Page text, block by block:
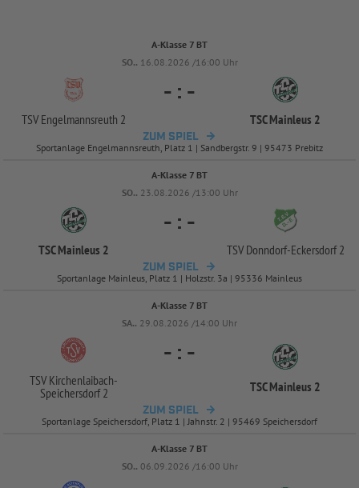
A-Klasse 7 BT
SO.. 16.08.2026 /16:00 Uhr
TSV Engelmannsreuth 2
- : -
TSC Mainleus 2
ZUM SPIEL
Sportanlage Engelmannsreuth, Platz 1 | Sandbergstr. 9 | 95473 Prebitz
A-Klasse 7 BT
SO.. 23.08.2026 /13:00 Uhr
TSC Mainleus 2
- : -
TSV Donndorf-Eckersdorf 2
ZUM SPIEL
Sportanlage Mainleus, Platz 1 | Holzstr. 3a | 95336 Mainleus
A-Klasse 7 BT
SA.. 29.08.2026 /14:00 Uhr
TSV Kirchenlaibach-
Speichersdorf 2
- : -
TSC Mainleus 2
ZUM SPIEL
Sportanlage Speichersdorf, Platz 1 | Jahnstr. 2 | 95469 Speichersdorf
A-Klasse 7 BT
SO.. 06.09.2026 /16:00 Uhr